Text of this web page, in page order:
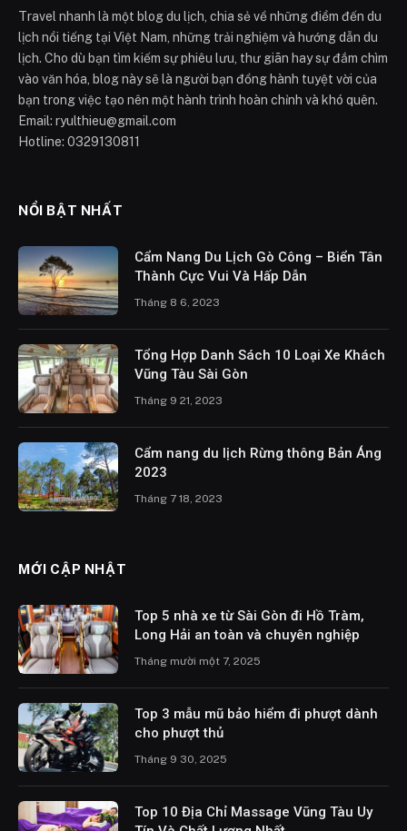
Travel nhanh là một blog du lịch, chia sẻ về những điểm đến du
lịch nổi tiếng tại Việt Nam, những trải nghiệm và hướng dẫn du
lịch. Cho dù bạn tìm kiếm sự phiêu lưu, thư giãn hay sự đắm chìm
vào văn hóa, blog này sẽ là người bạn đồng hành tuyệt vời của
bạn trong việc tạo nên một hành trình hoàn chỉnh và khó quên.
Email: ryulthieu@gmail.com
Hotline: 0329130811
NỔI BẬT NHẤT
Cẩm Nang Du Lịch Gò Công – Biển Tân
Thành Cực Vui Và Hấp Dẫn
Tháng 8 6, 2023
Tổng Hợp Danh Sách 10 Loại Xe Khách
Vũng Tàu Sài Gòn
Tháng 9 21, 2023
Cẩm nang du lịch Rừng thông Bản Áng
2023
Tháng 7 18, 2023
MỚI CẬP NHẬT
Top 5 nhà xe từ Sài Gòn đi Hồ Tràm,
Long Hải an toàn và chuyên nghiệp
Tháng mười một 7, 2025
Top 3 mẫu mũ bảo hiểm đi phượt dành
cho phượt thủ
Tháng 9 30, 2025
Top 10 Địa Chỉ Massage Vũng Tàu Uy